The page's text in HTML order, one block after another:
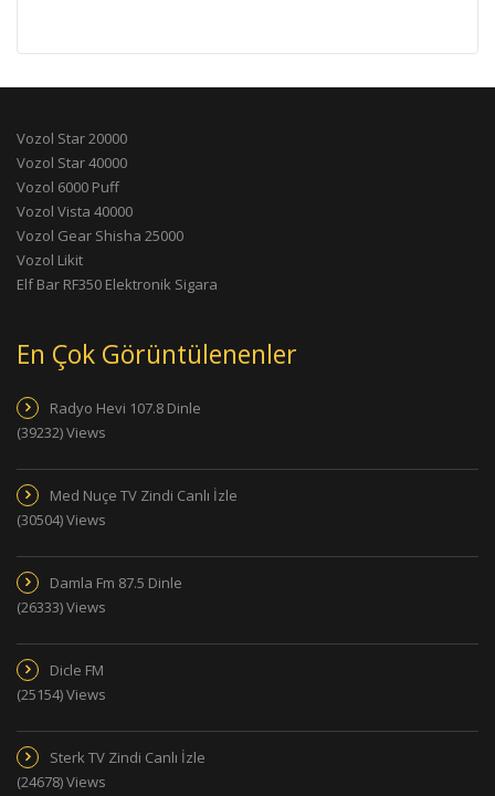
Vozol Star 20000
Vozol Star 40000
Vozol 6000 Puff
Vozol Vista 40000
Vozol Gear Shisha 25000
Vozol Likit
Elf Bar RF350 Elektronik Sigara
En Çok Görüntülenenler
Radyo Hevi 107.8 Dinle
(39232) Views
Med Nuçe TV Zindi Canlı İzle
(30504) Views
Damla Fm 87.5 Dinle
(26333) Views
Dicle FM
(25154) Views
Sterk TV Zindi Canlı İzle
(24678) Views